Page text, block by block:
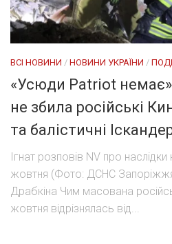
ВСІ НОВИНИ / НОВИНИ УКРАЇНИ /
«Усюди Patriot
не збила російські
та балістичні
Ігнат розповів NV про наслідки
жовтня (Фото: ДСНС
Драбкіна Чим масована
жовтня відрізнялась від...